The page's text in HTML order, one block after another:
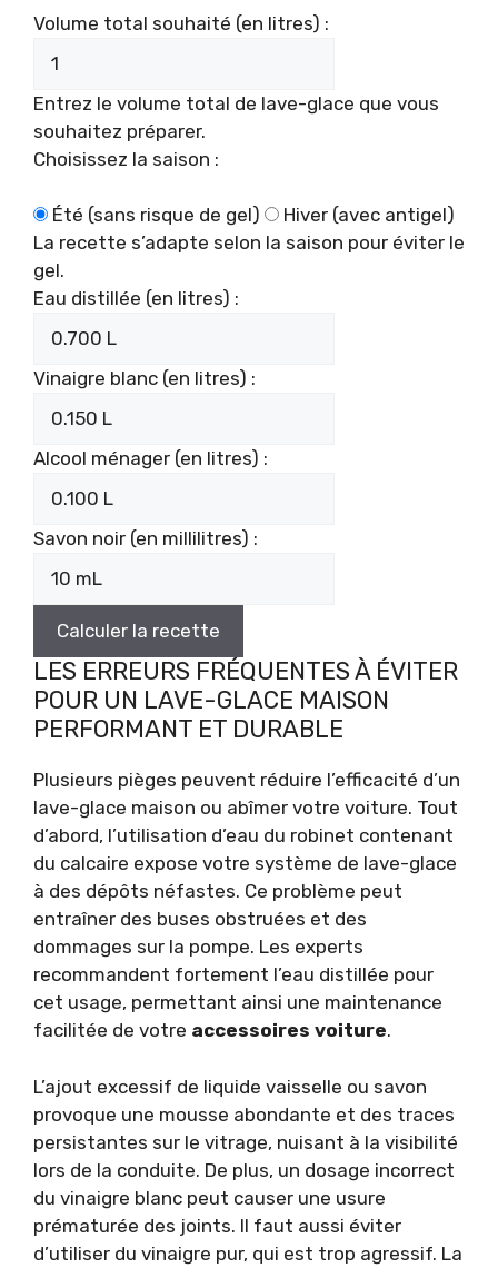
Volume total souhaité (en litres) :
Entrez le volume total de lave-glace que vous
souhaitez préparer.
Choisissez la saison :
Été (sans risque de gel)
Hiver (avec antigel)
La recette s’adapte selon la saison pour éviter le
gel.
Eau distillée (en litres) :
Vinaigre blanc (en litres) :
Alcool ménager (en litres) :
Savon noir (en millilitres) :
Calculer la recette
LES ERREURS FRÉQUENTES À ÉVITER
POUR UN LAVE-GLACE MAISON
PERFORMANT ET DURABLE
Plusieurs pièges peuvent réduire l’efficacité d’un
lave-glace maison ou abîmer votre voiture. Tout
d’abord, l’utilisation d’eau du robinet contenant
du calcaire expose votre système de lave-glace
à des dépôts néfastes. Ce problème peut
entraîner des buses obstruées et des
dommages sur la pompe. Les experts
recommandent fortement l’eau distillée pour
cet usage, permettant ainsi une maintenance
facilitée de votre accessoires voiture.
L’ajout excessif de liquide vaisselle ou savon
provoque une mousse abondante et des traces
persistantes sur le vitrage, nuisant à la visibilité
lors de la conduite. De plus, un dosage incorrect
du vinaigre blanc peut causer une usure
prématurée des joints. Il faut aussi éviter
d’utiliser du vinaigre pur, qui est trop agressif. La